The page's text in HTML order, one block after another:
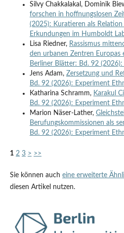
Silvy Chakkalakal, Dominik
forschen in hoffnungslosen
(2025): Kuratieren als
Erkundungen im Humboldt
Lisa Riedner, Rassismus
den urbanen Zentren Europas
Berliner Blätter: Bd. 92
Jens Adam, Zersetzung und
Bd. 92 (2026): Experiment
Katharina Schramm, Karakul
Bd. 92 (2026): Experiment
Marion Näser-Lather,
Berufungskommissionen als
Bd. 92 (2026): Experiment
1 2 3 > >>
Sie können auch eine erweiterte
diesen Artikel nutzen.